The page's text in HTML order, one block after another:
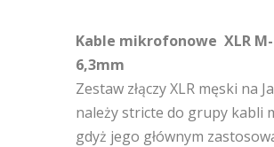
Kable mikrofonowe XLR
6,3mm
Zestaw złączy XLR męski na
należy stricte do grupy kabli
gdyż jego głównym